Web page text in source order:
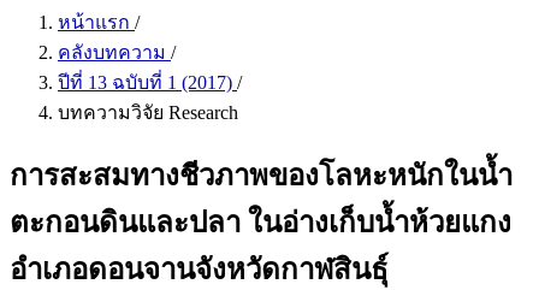
หน้าแรก /
คลังบทความ /
ปีที่ 13 ฉบับที่ 1 (2017) /
บทความวิจัย Research
การสะสมทางชีวภาพของโลหะหนักในน้ำ
ตะกอนดินและปลา ในอ่างเก็บน้ำห้วยแกง
อำเภอดอนจานจังหวัดกาฬสินธุ์